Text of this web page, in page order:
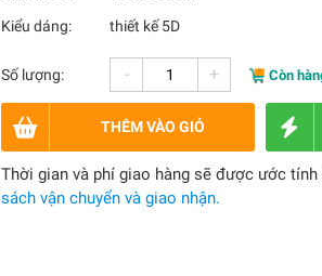
Kiểu dáng:
thiết kế 5D
Số lượng: - + Còn
THÊM VÀO GIỎ
Thời gian và phí giao hàng sẽ được ước
sách vận chuyển và giao nhận.